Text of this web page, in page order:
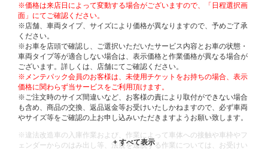
※価格は来店日によって変動する場合がございますので、「日程選択画
面」にてご確認ください。
※店舗、車両タイプ、サイズにより価格が異なりますので、予めご了承
ください。
※お車を店頭で確認し、ご選択いただいたサービス内容とお車の状態・
車両タイプ等が適合しない場合は、表示価格と作業価格が異なる場合が
ございます。詳しくは、店舗にてご確認ください。
※メンテパック会員のお客様は、未使用チケットをお持ちの場合、表示
価格に関わらず当サービスをご利用頂けます。
※ご注文時のサイズ間違いなど、お客様の責により取付ができない場合
も含め、商品の交換、返品返金等お受けいたしかねますので、必ず車両
やサイズ等をご確認の上お申し込みいただきますようお願い致します。
※違法改造車の入庫作業および、作業によって車体への接触や車枠やフ
ェンダーからのはみ出し等、法規を逸脱する作業については、お受けい